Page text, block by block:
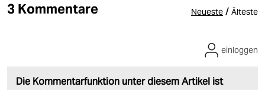
3 Kommentare Neueste / Älteste
Die Kommentarfunktion unter diesem Artikel ist
einloggen